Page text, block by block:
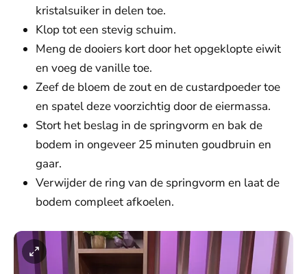
kristalsuiker in delen toe.
Klop tot een stevig schuim.
Meng de dooiers kort door het opgeklopte eiwit
en voeg de vanille toe.
Zeef de bloem de zout en de custardpoeder toe
en spatel deze voorzichtig door de eiermassa.
Stort het beslag in de springvorm en bak de
bodem in ongeveer 25 minuten goudbruin en
gaar.
Verwijder de ring van de springvorm en laat de
bodem compleet afkoelen.